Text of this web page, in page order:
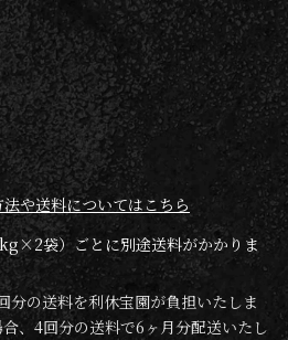
や送料についてはこちら
袋）ごとに別途送料がかかりま
分の送料を利休宝園が負担いたしま
、4回分の送料で6ヶ月分配送いたし